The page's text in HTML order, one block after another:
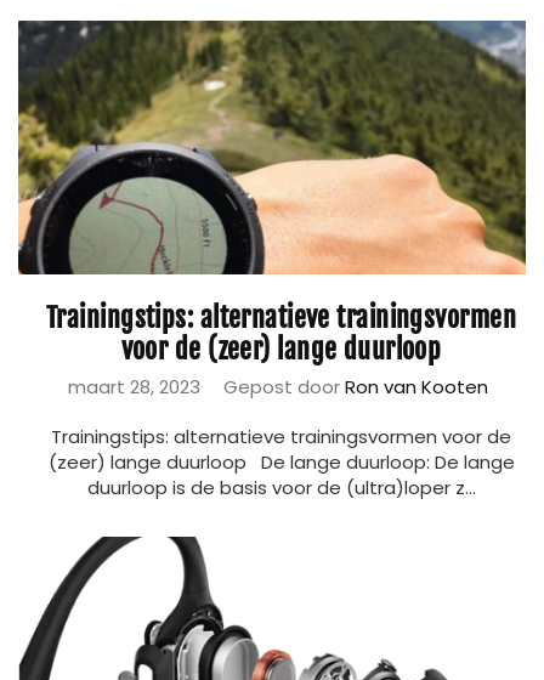
Trainingstips: alternatieve trainingsvormen
voor de (zeer) lange duurloop
maart 28, 2023 Gepost doorRon van Kooten
Trainingstips: alternatieve trainingsvormen voor de
(zeer) lange duurloop De lange duurloop: De lange
duurloop is de basis voor de (ultra)loper z...